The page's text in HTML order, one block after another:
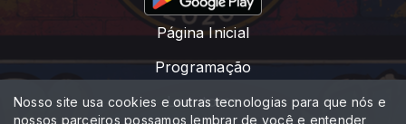
Página Inicial
Programação
Locutores
Nosso site usa cookies e outras tecnologias para que nós e
nossos parceiros possamos lembrar de você e entender